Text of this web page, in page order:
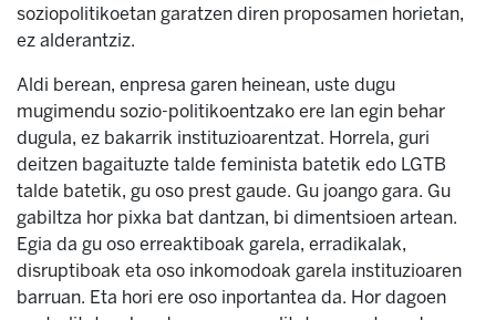
soziopolitikoetan garatzen diren proposamen horietan,
ez alderantziz.
Aldi berean, enpresa garen heinean, uste dugu
mugimendu sozio-politikoentzako ere lan egin behar
dugula, ez bakarrik instituzioarentzat. Horrela, guri
deitzen bagaituzte talde feminista batetik edo LGTB
talde batetik, gu oso prest gaude. Gu joango gara. Gu
gabiltza hor pixka bat dantzan, bi dimentsioen artean.
Egia da gu oso erreaktiboak garela, erradikalak,
disruptiboak eta oso inkomodoak garela instituzioaren
barruan. Eta hori ere oso inportantea da. Hor dagoen